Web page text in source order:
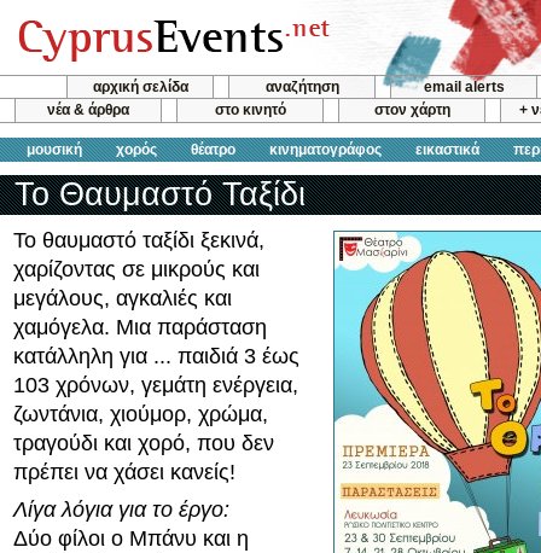
αρχική σελίδα αναζήτηση
email alerts
νέα & άρθρα
στο κινητό στον χάρτη +
μουσική χορός θέατρο κινηματογράφος εικαστικά
Το Θαυμαστό Ταξίδι
Το θαυμαστό ταξίδι ξεκινά,
χαρίζοντας σε μικρούς και
μεγάλους, αγκαλιές και
χαμόγελα. Μια παράσταση
κατάλληλη για ... παιδιά 3 έως
103 χρόνων, γεμάτη ενέργεια,
ζωντάνια, χιούμορ, χρώμα,
τραγούδι και χορό, που δεν
πρέπει να χάσει κανείς!
Λίγα λόγια για το έργο:
Δύο φίλοι ο Μπάνυ και η